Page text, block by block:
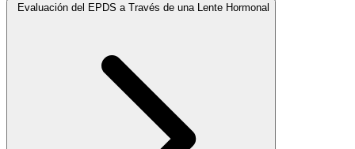
Evaluación del EPDS a Través de una Lente Hormonal